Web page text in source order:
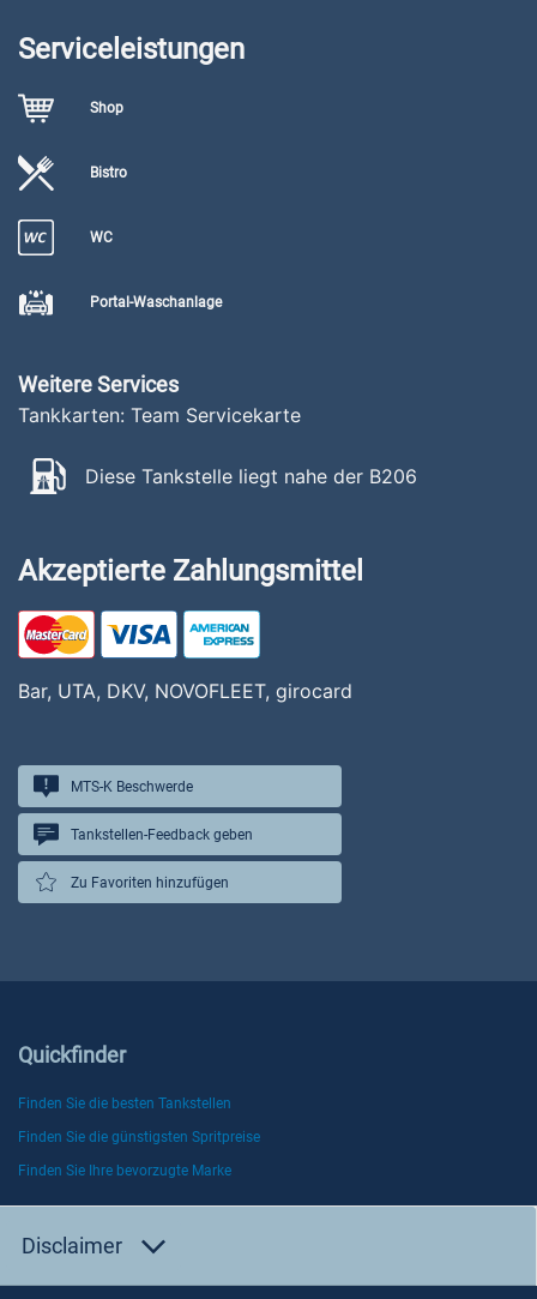
Serviceleistungen
Shop
Bistro
WC
Portal-Waschanlage
Weitere Services
Tankkarten: Team Servicekarte
Diese Tankstelle liegt nahe der B206
Akzeptierte Zahlungsmittel
Bar, UTA, DKV, NOVOFLEET, girocard
MTS-K Beschwerde
Tankstellen-Feedback geben
Zu Favoriten hinzufügen
Quickfinder
Finden Sie die besten Tankstellen
Finden Sie die günstigsten Spritpreise
Finden Sie Ihre bevorzugte Marke
Disclaimer